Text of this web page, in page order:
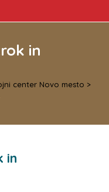
in
center Novo mesto >
in